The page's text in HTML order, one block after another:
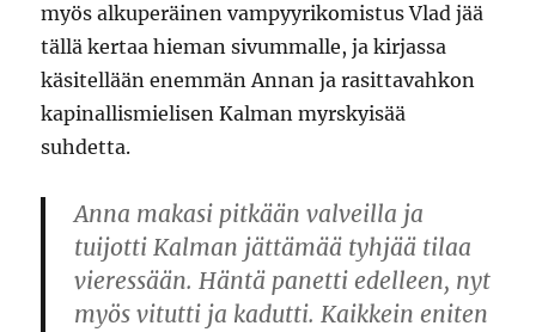
myös alkuperäinen vampyyrikomistus Vlad jää
tällä kertaa hieman sivummalle, ja kirjassa
käsitellään enemmän Annan ja rasittavahkon
kapinallismielisen Kalman myrskyisää
suhdetta.
Anna makasi pitkään valveilla ja
tuijotti Kalman jättämää tyhjää tilaa
vieressään. Häntä panetti edelleen, nyt
myös vitutti ja kadutti. Kaikkein eniten